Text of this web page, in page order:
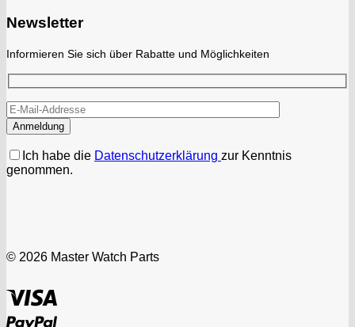
Newsletter
Informieren Sie sich über Rabatte und Möglichkeiten
Ich habe die Datenschutzerklärung zur Kenntnis
genommen.
© 2026 Master Watch Parts
PayPal